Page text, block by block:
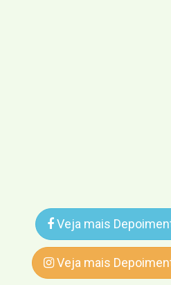
Veja mais
Veja mais